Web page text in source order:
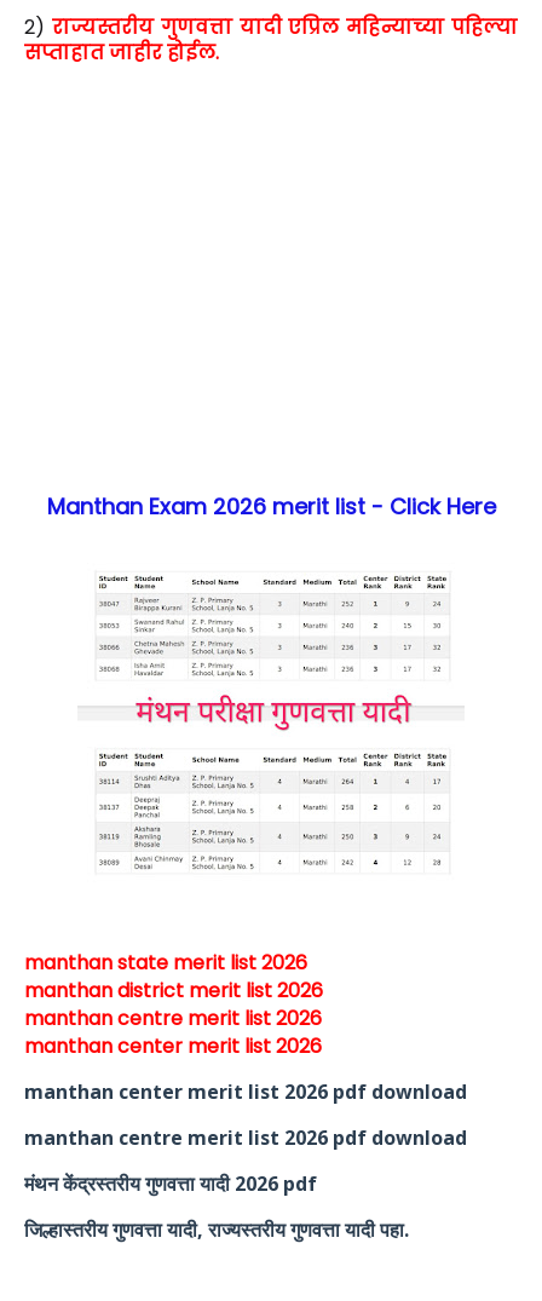
2) राज्यस्तरीय गुणवत्ता यादी एप्रिल महिन्याच्या पहिल्या
सप्ताहात जाहीर होईल.
Manthan Exam 2026 merit list - Click Here
manthan state merit list 2026
manthan district merit list 2026
manthan centre merit list 2026
manthan center merit list 2026
manthan center merit list 2026 pdf download
manthan centre merit list 2026 pdf download
मंथन केंद्रस्तरीय गुणवत्ता यादी 2026 pdf
जिल्हास्तरीय गुणवत्ता यादी, राज्यस्तरीय गुणवत्ता यादी पहा.